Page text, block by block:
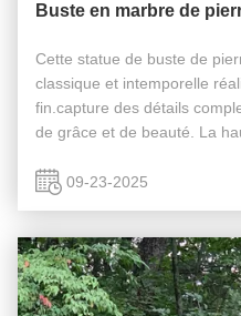
Buste en marbre de
Cette statue de buste de
classique et intemporelle
fin.capture des détails
de grâce et de beauté. La
09-23-2025